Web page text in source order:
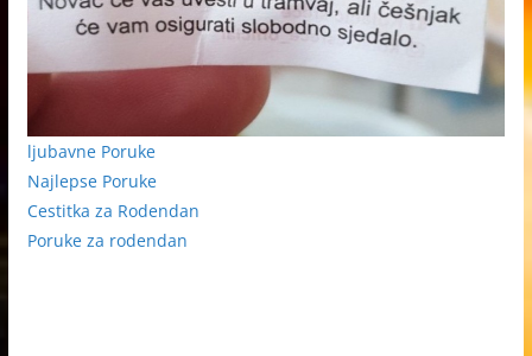
ljubavne Poruke
Najlepse Poruke
Cestitka za Rodendan
Poruke za rodendan